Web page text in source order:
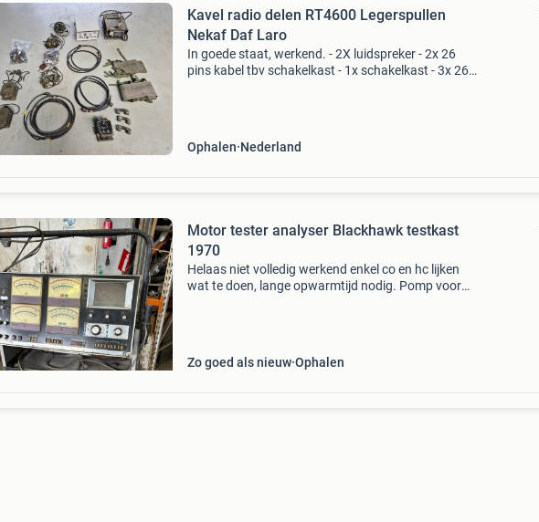
Kavel radio delen RT4600 Legerspullen
Nekaf Daf Laro
In goede staat, werkend. - 2X luidspreker - 2x 26
pins kabel tbv schakelkast - 1x schakelkast - 3x 26
Ophalen Nederland
Motor tester analyser Blackhawk testkast
1970
Helaas niet volledig werkend enkel co en hc lijken
wat te doen, lange opwarmtijd nodig. Pomp voor
Zo goed als nieuw Ophalen